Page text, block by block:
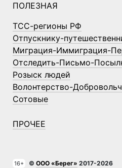
ПОЛЕЗНАЯ
ТСС-регионы РФ
Отпускнику-
Миграция-Иммиграция-
Отследить-Письмо-
Розыск людей
Волонтерство-
Сотовые
ПРОЧЕЕ
16+ © ООО «Берег» 2017-2026